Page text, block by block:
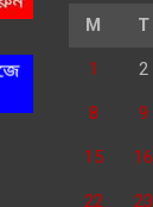
M T
1 2
8 9
15 16
22 23